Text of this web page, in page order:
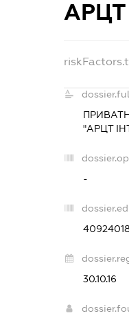
АРЦТ
"АРЦТ
-
30.10.16